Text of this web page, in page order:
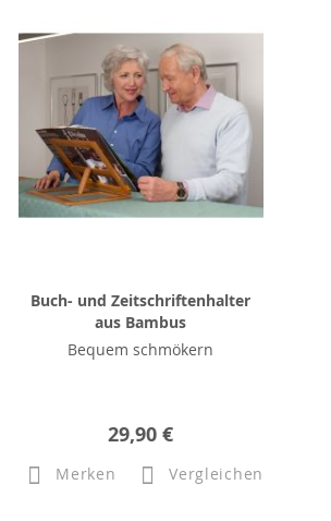
Buch- und Zeitschriftenhalter
aus Bambus
Bequem schmökern
29,90 €
Merken Vergleichen